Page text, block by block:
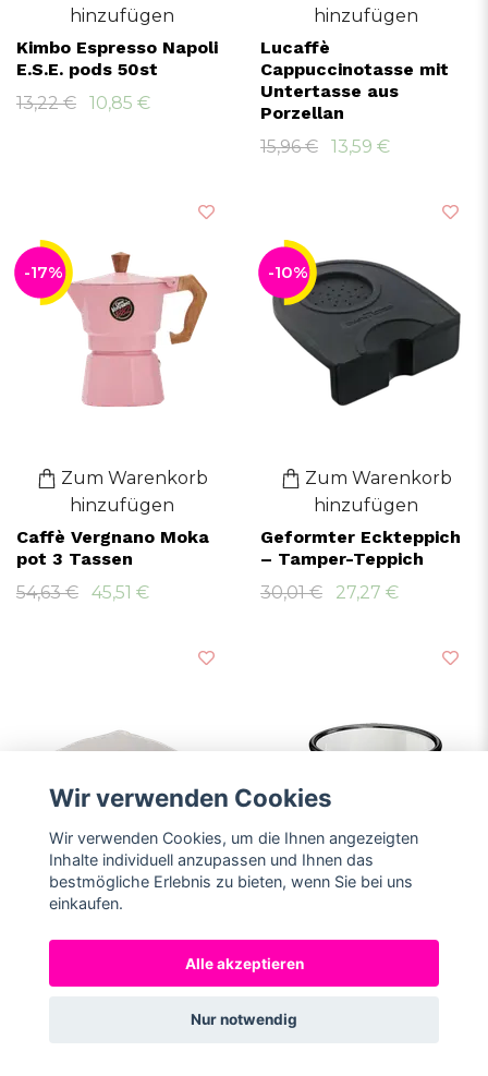
hinzufügen
Kimbo Espresso Napoli
E.S.E. pods 50st
13,22 €
10,85 €
hinzufügen
Lucaffè
Cappuccinotasse mit
Untertasse aus
Porzellan
15,96 €
13,59 €
-17%
Zum Warenkorb
hinzufügen
Caffè Vergnano Moka
pot 3 Tassen
54,63 €
45,51 €
-10%
Zum Warenkorb
hinzufügen
Geformter Eckteppich
– Tamper-Teppich
30,01 €
27,27 €
Hario V60 Papierfilter
Kaffeetasse Enjoy
Ausverkauft
Wir verwenden Cookies
Wir verwenden Cookies, um die Ihnen angezeigten
Inhalte individuell anzupassen und Ihnen das
bestmögliche Erlebnis zu bieten, wenn Sie bei uns
einkaufen.
Alle akzeptieren
Nur notwendig